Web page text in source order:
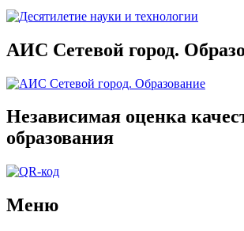
АИС Сетевой город.
Независимая оценка
образования
Меню